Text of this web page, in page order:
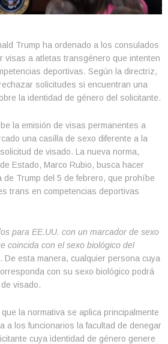
Trump ha ordenado a los consulados
visas a atletas transgénero que intenten
deportivas. Según la directriz,
solicitudes si encuentran una
la identidad de género del solicitante.
la emisión de visas permanentes a
una casilla de sexo diferente a la
de visado. La nueva norma,
Estado, Marco Rubio, busca hacer
de Trump del 5 de febrero, que prohíbe
trans en competencias deportivas
para EE.UU. con un marcador de sexo
coincida con el sexo biológico del
De esta manera, cualquier persona cuya
con su sexo biológico podrá
visado.
la normativa se aplica principalmente
a los funcionarios la facultad de denegar
cuya identidad de género genere